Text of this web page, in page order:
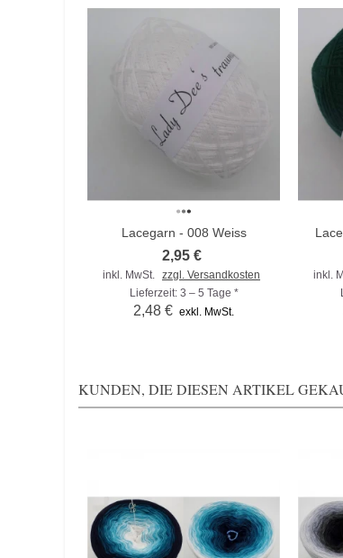
Zum Vergleich hinzufügen
Lacegarn - 008 Weiss
2,95 €
inkl. MwSt. zzgl. Versandkosten
Lieferzeit: 3 – 5 Tage *
2,48 € exkl. MwSt.
inkl.
KUNDEN, DIE DIESEN ARTIKEL